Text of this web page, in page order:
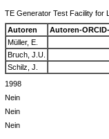
TE Generator Test Facility for
Autoren
Autoren-
Müller, E.
Bruch, J.U.
Schilz, J.
1998
Nein
Nein
Nein